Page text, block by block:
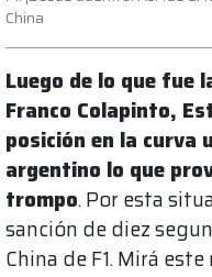
China
Luego de lo que fue
Franco Colapinto,
posición en la curva
argentino lo que
trompo. Por esta
sanción de diez
China de F1. Mirá